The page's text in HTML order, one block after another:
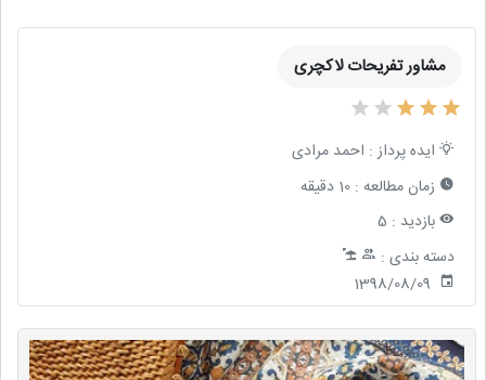
مجله هومیاسه
مشاور تفریحات لاکچری
ایده پرداز : احمد مرادی
زمان مطالعه :10 دقیقه
بازدید : 5
دسته بندی :
1398/08/09